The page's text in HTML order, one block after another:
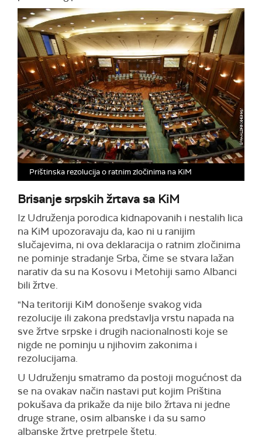
Prištinska rezolucija o ratnim zločinima na KiM
Brisanje srpskih žrtava sa KiM
Iz Udruženja porodica kidnapovanih i nestalih lica
na KiM upozoravaju da, kao ni u ranijim
slučajevima, ni ova deklaracija o ratnim zločinima
ne pominje stradanje Srba, čime se stvara lažan
narativ da su na Kosovu i Metohiji samo Albanci
bili žrtve.
"Na teritoriji KiM donošenje svakog vida
rezolucije ili zakona predstavlja vrstu napada na
sve žrtve srpske i drugih nacionalnosti koje se
nigde ne pominju u njihovim zakonima i
rezolucijama.
U Udruženju smatramo da postoji mogućnost da
se na ovakav način nastavi put kojim Priština
pokušava da prikaže da nije bilo žrtava ni jedne
druge strane, osim albanske i da su samo
albanske žrtve pretrpele štetu.